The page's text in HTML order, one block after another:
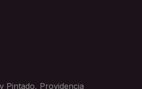
Pintado, Providencia